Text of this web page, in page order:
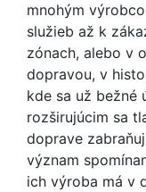
mnohým
služieb až k
zónach, alebo v
dopravou, v
kde sa už bežné
rozširujúcim sa
doprave
význam
ich výroba má v